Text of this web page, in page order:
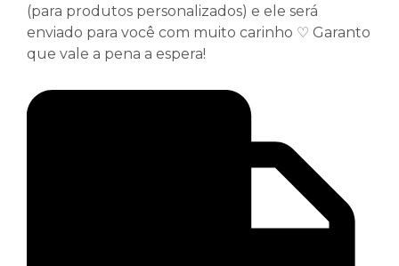
(para produtos personalizados) e ele será
enviado para você com muito carinho ♡ Garanto
que vale a pena a espera!